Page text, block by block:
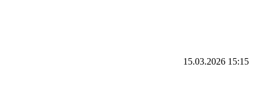
15.03.2026 15:15